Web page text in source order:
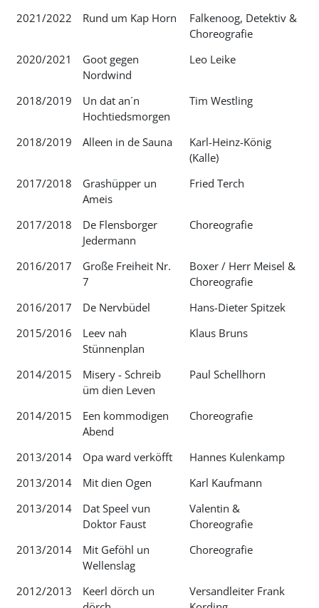
2021/2022 Rund um Kap Horn
Falkenoog, Detektiv &
Choreografie
2020/2021
Goot gegen
Nordwind
Leo Leike
2018/2019
Un dat an´n
Hochtiedsmorgen
Tim Westling
2018/2019 Alleen in de Sauna
Karl-Heinz-König
(Kalle)
2017/2018
Grashüpper un
Ameis
Fried Terch
2017/2018
De Flensborger
Jedermann
Choreografie
2016/2017
Große Freiheit Nr.
7
Boxer / Herr Meisel &
Choreografie
2016/2017
De Nervbüdel
Hans-Dieter Spitzek
2015/2016
Leev nah
Stünnenplan
Klaus Bruns
2014/2015
Misery - Schreib
üm dien Leven
Paul Schellhorn
2014/2015
Een kommodigen
Abend
Choreografie
2013/2014 Opa ward verköfft
Hannes Kulenkamp
2013/2014
Mit dien Ogen
Karl Kaufmann
2013/2014
Dat Speel vun
Doktor Faust
Valentin &
Choreografie
2013/2014
Mit Geföhl un
Wellenslag
Choreografie
2012/2013
Keerl dörch un
Versandleiter Frank